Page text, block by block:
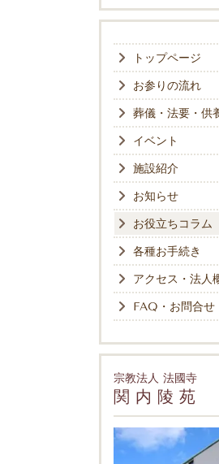
トップページ
お参りの流れ
葬儀・法要・供
イベント
施設紹介
お知らせ
お役立ちコラム
各種お手続き
アクセス・法人
FAQ・お問合せ
宗教法人 法國寺
関 内 陵 苑